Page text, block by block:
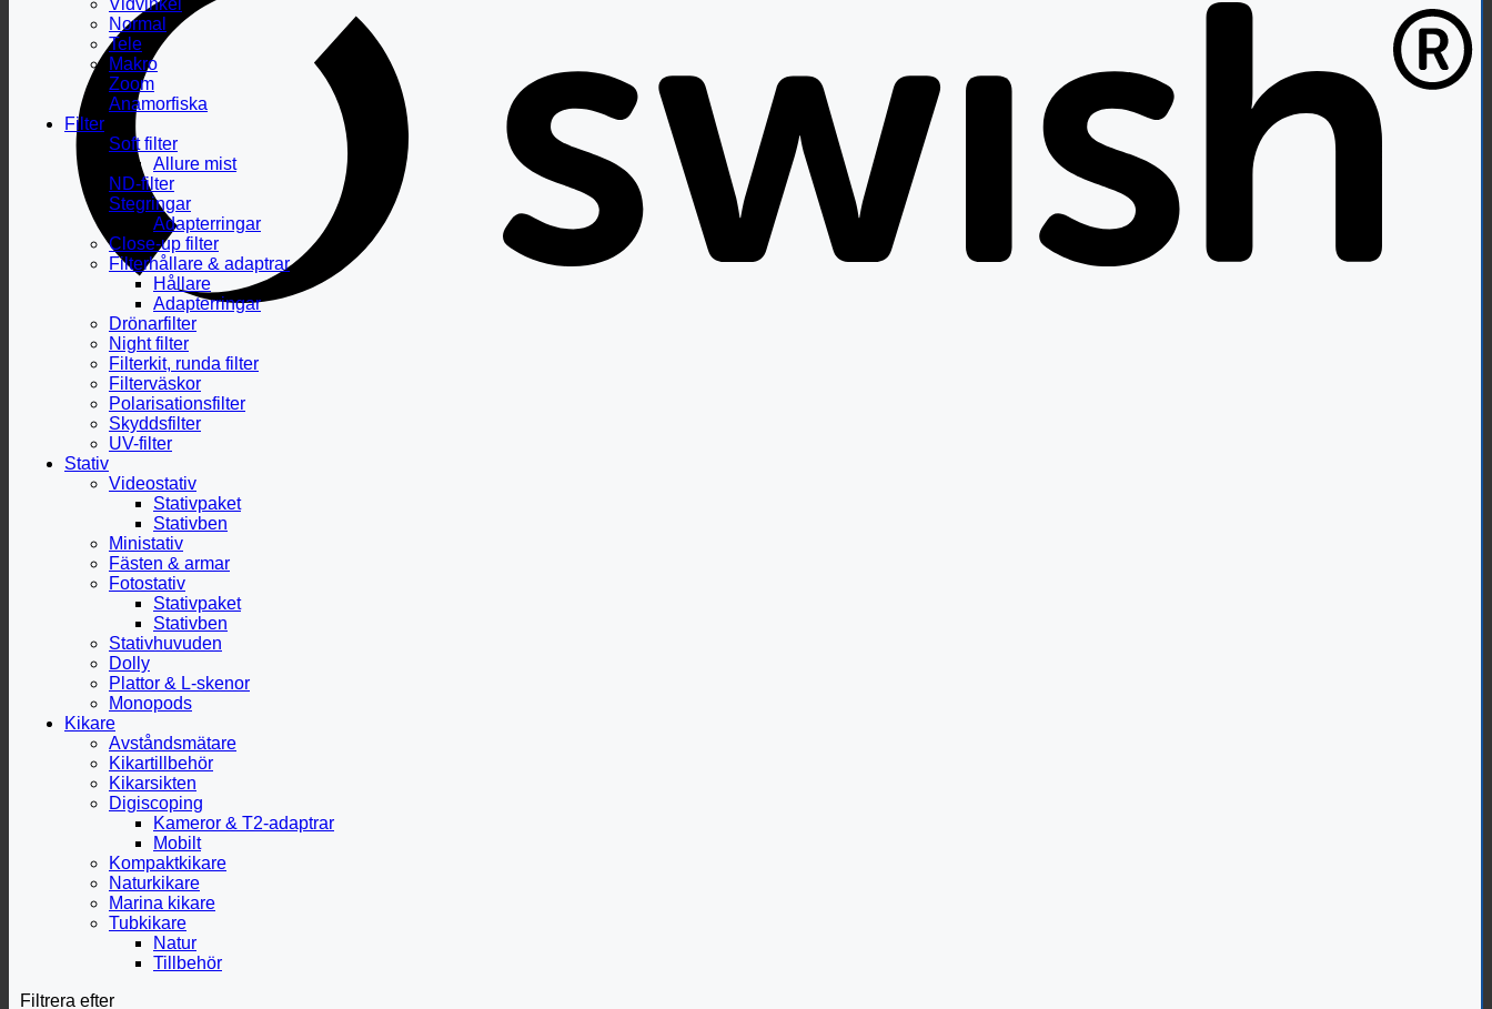
Normal
Tele
Makro
Zoom
Anamorfiska
Filter
Soft filter
Allure mist
ND-filter
Stegringar
Adapterringar
Close-up filter
Filterhållare & adaptrar
Hållare
Adapterringar
Drönarfilter
Night filter
Filterkit, runda filter
Filterväskor
Polarisationsfilter
Skyddsfilter
UV-filter
Stativ
Videostativ
Stativpaket
Stativben
Ministativ
Fästen & armar
Fotostativ
Stativpaket
Stativben
Stativhuvuden
Dolly
Plattor & L-skenor
Monopods
Kikare
Avståndsmätare
Kikartillbehör
Kikarsikten
Digiscoping
Kameror & T2-adaptrar
Mobilt
Kompaktkikare
Naturkikare
Marina kikare
Tubkikare
Natur
Tillbehör
Filtrera efter